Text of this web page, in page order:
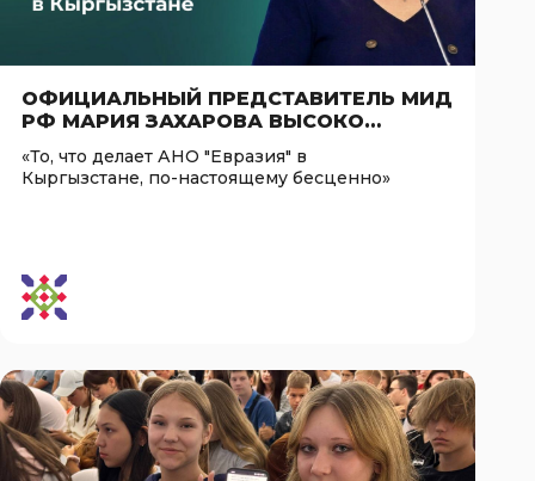
ОФИЦИАЛЬНЫЙ ПРЕДСТАВИТЕЛЬ МИД
РФ МАРИЯ ЗАХАРОВА ВЫСОКО
КЫРГЫЗСТАНЕ
«То, что делает АНО "Евразия" в
Кыргызстане, по-настоящему бесценно»